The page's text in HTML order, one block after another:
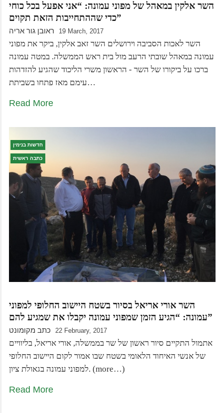
השר אלקין במאהל של מפוני עמונה: “אני אפעל בכל כוחי
כדי שההתחייבות הזאת תקוים”
ראובן גור אריה 19 March, 2017
השר לאכות הסביבה וירושלים השר זאב אלקין, ביקר את מפוני
עמונה במאהל שובתי הרעב מול בית ראש הממשלה. במטה עמונה
ברכו על ביקורו של השר - הראשון משרי הליכוד שהגיע להזדהות
עימם מאז פתחו בשביתת…
Read More
חדשות בנימין
כתבה ראשית
השר אורי אריאל בסיור בשטח היישוב החלופי למפוני
עמונה: “הגיע הזמן שמפוני עמונה יקבלו את שמגיע להם”
כתב מקומונט 22 February, 2017
אתמול התקיים סיור ראשון של שר בממשלה, אורי אריאל, בליוויים
של אנשי האיחוד הלאומי בשטח שבו אמור לקום היישוב החלופי
למפוני עמונה בגאולת ציון. (more…)
Read More